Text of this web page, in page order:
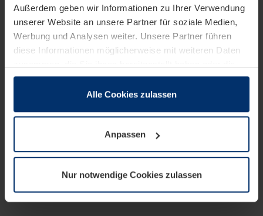
Außerdem geben wir Informationen zu Ihrer Verwendung
unserer Website an unsere Partner für soziale Medien,
Werbung und Analysen weiter. Unsere Partner führen
diese Informationen möglicherweise mit weiteren Daten
sie im Rahmen Ihrer Nutzung der Dienste gesammelt
wenn diese für den Betrieb dieser Seite unbedingt
notwendig sind. Für alle anderen Cookie-Typen benötigen
wir Ihre Erlaubnis. Ihre Einwilligung können Sie jederzeit
Datenschutzerklärungunserer Website ändern oder
widerrufen.
Alle Cookies zulassen
Anpassen
Nur notwendige Cookies zulassen